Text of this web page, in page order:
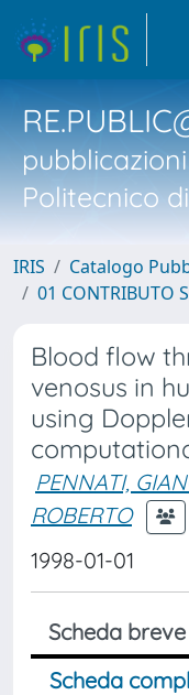
Politecnico
IRIS
Catalogo
01 CONTRIBUTO
Blood flow
venosus in
using
PENNATI,
ROBERTO
1998-01-01
Scheda breve
Scheda